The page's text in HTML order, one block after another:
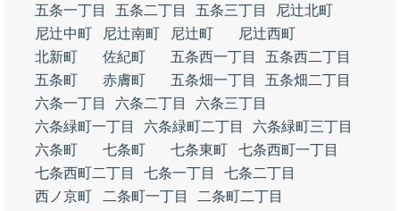
五条一丁目
五条二丁目 五条三丁目
尼辻北町
尼辻中町
尼辻南町 尼辻町
尼辻西町
北新町
佐紀町 五条西一丁目
五条西二丁目
五条町
赤膚町 五条畑一丁目
五条畑二丁目
六条一丁目
六条二丁目
六条三丁目
六条緑町一丁目
六条緑町二丁目
六条緑町三丁目
六条町
七条町 七条東町
七条西町一丁目
七条西町二丁目
七条一丁目
七条二丁目
西ノ京町
二条町一丁目
二条町二丁目